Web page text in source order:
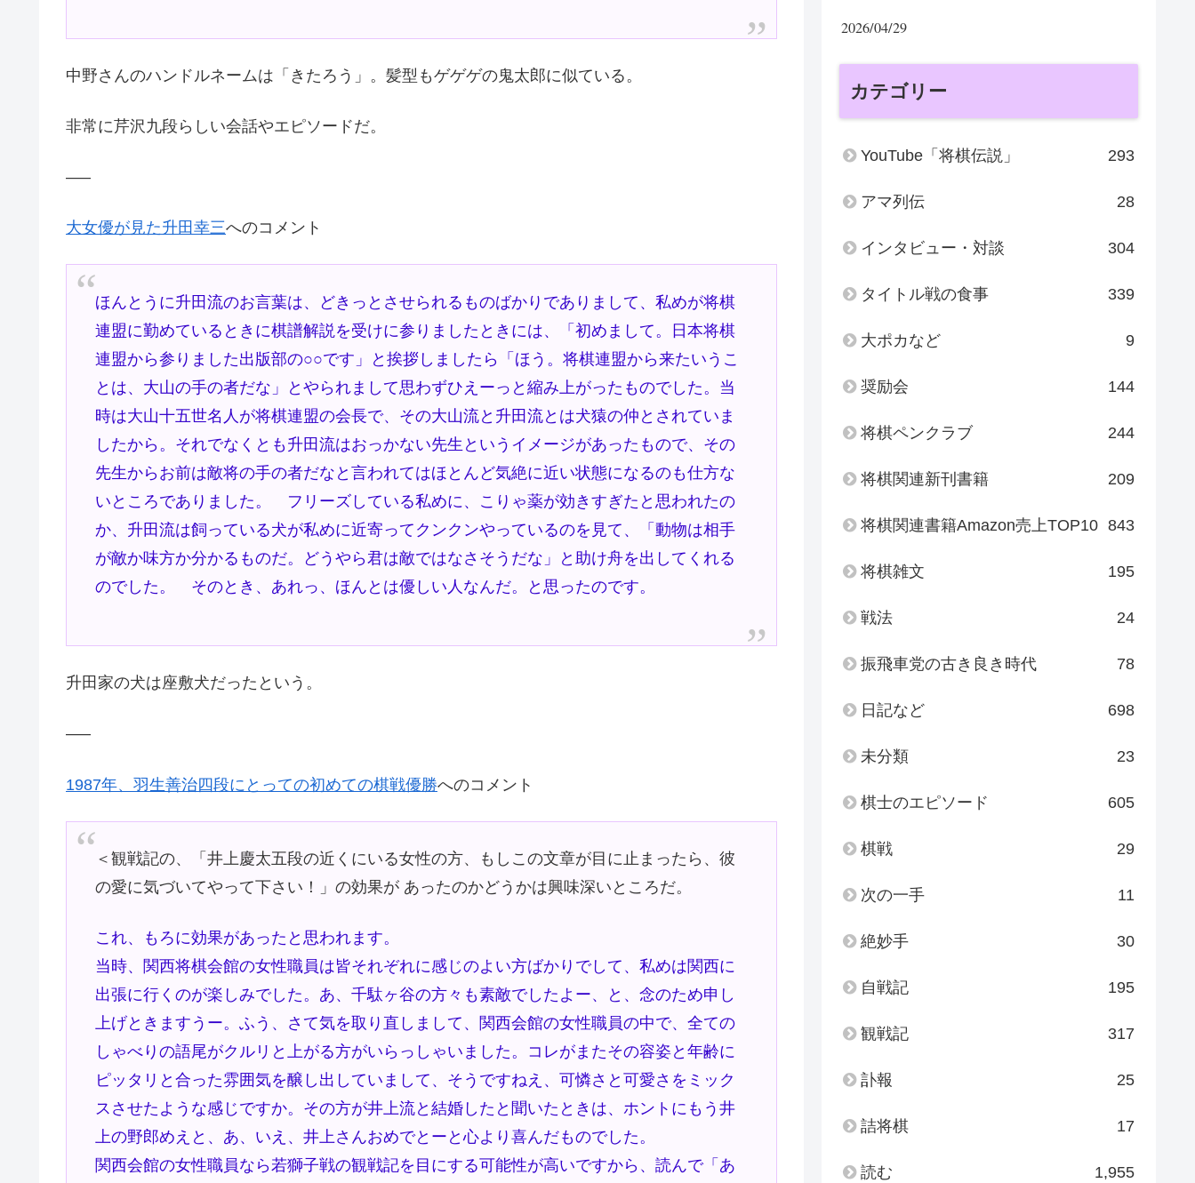
中野さんのハンドルネームは「きたろう」。髪型もゲゲゲの鬼太郎に似ている。
非常に芹沢九段らしい会話やエピソードだ。
—–
大女優が見た升田幸三へのコメント
ほんとうに升田流のお言葉は、どきっとさせられるものばかりでありまして、私めが将棋
連盟に勤めているときに棋譜解説を受けに参りましたときには、「初めまして。日本将棋
連盟から参りました出版部の○○です」と挨拶しましたら「ほう。将棋連盟から来たいうこ
とは、大山の手の者だな」とやられまして思わずひえーっと縮み上がったものでした。当
時は大山十五世名人が将棋連盟の会長で、その大山流と升田流とは犬猿の仲とされていま
したから。それでなくとも升田流はおっかない先生というイメージがあったもので、その
先生からお前は敵将の手の者だなと言われてはほとんど気絶に近い状態になるのも仕方な
いところでありました。 フリーズしている私めに、こりゃ薬が効きすぎたと思われたの
か、升田流は飼っている犬が私めに近寄ってクンクンやっているのを見て、「動物は相手
が敵か味方か分かるものだ。どうやら君は敵ではなさそうだな」と助け舟を出してくれる
のでした。 そのとき、あれっ、ほんとは優しい人なんだ。と思ったのです。
升田家の犬は座敷犬だったという。
—–
1987年、羽生善治四段にとっての初めての棋戦優勝へのコメント
＜観戦記の、「井上慶太五段の近くにいる女性の方、もしこの文章が目に止まったら、彼
の愛に気づいてやって下さい！」の効果が あったのかどうかは興味深いところだ。
これ、もろに効果があったと思われます。
当時、関西将棋会館の女性職員は皆それぞれに感じのよい方ばかりでして、私めは関西に
出張に行くのが楽しみでした。あ、千駄ヶ谷の方々も素敵でしたよー、と、念のため申し
上げときますうー。ふう、さて気を取り直しまして、関西会館の女性職員の中で、全ての
しゃべりの語尾がクルリと上がる方がいらっしゃいました。コレがまたその容姿と年齢に
ピッタリと合った雰囲気を醸し出していまして、そうですねえ、可憐さと可愛さをミック
スさせたような感じですか。その方が井上流と結婚したと聞いたときは、ホントにもう井
上の野郎めえと、あ、いえ、井上さんおめでとーと心より喜んだものでした。
関西会館の女性職員なら若獅子戦の観戦記を目にする可能性が高いですから、読んで「あ
2026/04/29
カテゴリー
YouTube「将棋伝説」 293
アマ列伝 28
インタビュー・対談 304
タイトル戦の食事 339
大ポカなど 9
奨励会 144
将棋ペンクラブ 244
将棋関連新刊書籍 209
将棋関連書籍Amazon売上TOP10 843
将棋雑文 195
戦法 24
振飛車党の古き良き時代 78
日記など 698
未分類 23
棋士のエピソード 605
棋戦 29
次の一手 11
絶妙手 30
自戦記 195
観戦記 317
訃報 25
詰将棋 17
読む 1,955